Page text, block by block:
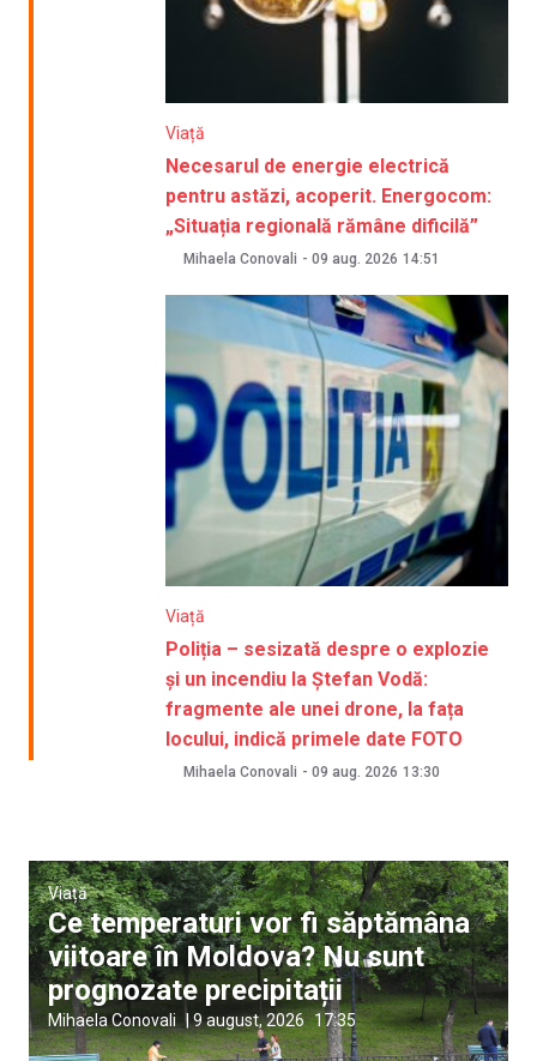
Viață
Necesarul de energie electrică
pentru astăzi, acoperit. Energocom:
„Situația regională rămâne dificilă”
Mihaela Conovali - 09 aug. 2026 14:51
Viață
Poliția – sesizată despre o explozie
și un incendiu la Ștefan Vodă:
fragmente ale unei drone, la fața
locului, indică primele date FOTO
Mihaela Conovali - 09 aug. 2026 13:30
Viață
Ce temperaturi vor fi săptămâna
viitoare în Moldova? Nu sunt
prognozate precipitații
Mihaela Conovali | 9 august, 2026 17:35